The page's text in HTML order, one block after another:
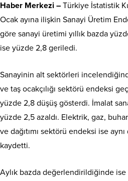
Haber Merkezi – Türkiye İstatistik
Ocak ayına ilişkin Sanayi Üretim
göre sanayi üretimi yıllık bazda
ise yüzde 2,8 geriledi.
Sanayinin alt sektörleri
ve taş ocakçılığı sektörü endeksi
yüzde 2,8 düşüş gösterdi. İmalat
yüzde 2,5 azaldı. Elektrik, gaz,
ve dağıtımı sektörü endeksi ise
kaydetti.
Aylık bazda değerlendirildiğinde ise